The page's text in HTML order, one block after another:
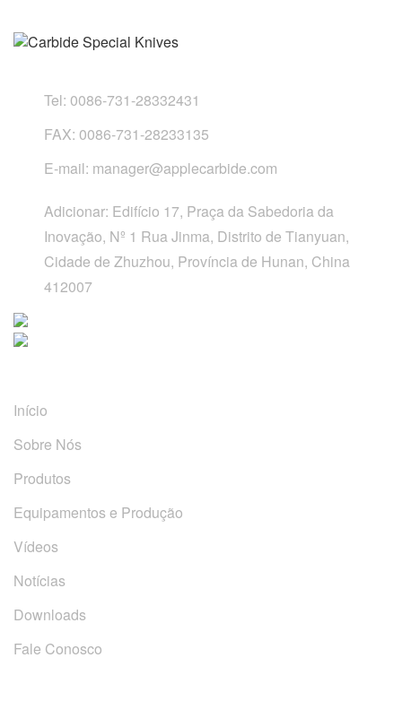
Tel: 0086-731-28332431
FAX: 0086-731-28233135
E-mail: manager@applecarbide.com
Adicionar: Edifício 17, Praça da Sabedoria da
Inovação, Nº 1 Rua Jinma, Distrito de Tianyuan,
Cidade de Zhuzhou, Província de Hunan, China
412007
Início
Sobre Nós
Produtos
Equipamentos e Produção
Vídeos
Notícias
Downloads
Fale Conosco